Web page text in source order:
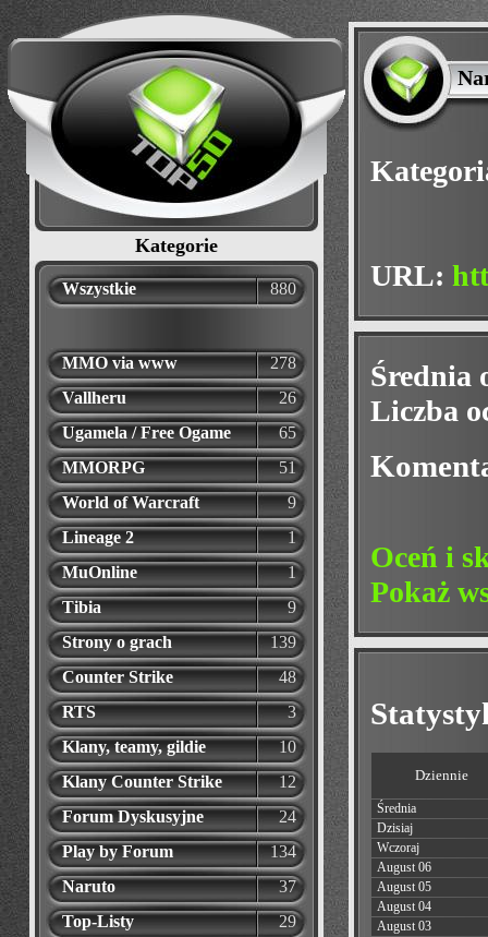
Kategorie
Wszystkie 880
MMO via www
278
Vallheru
26
Ugamela / Free Ogame
65
MMORPG
51
World of Warcraft
9
Lineage 2
1
MuOnline
1
Tibia
9
Strony o grach
139
Counter Strike
48
RTS
3
Klany, teamy, gildie
10
Klany Counter Strike
12
Forum Dyskusyjne
24
Play by Forum
134
Naruto
37
Top-Listy
29
URL:
Średnia
Liczba
Oceń i
Pokaż
Dziennie
Średnia
Dzisiaj
Wczoraj
August 06
August 05
August 04
August 03